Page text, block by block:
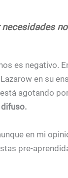
es negativo.
en su
agotando
en mi
pre-